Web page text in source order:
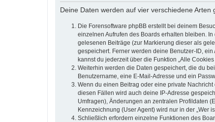
Deine Daten werden auf vier verschiedene Arten
Die Forensoftware phpBB erstellt bei deinem
einzelnen Aufrufen des Boards erhalten bleiben.
gelesenen Beiträge (zur Markierung dieser als
gespeichert. Ferner werden deine Benutzer-ID,
kannst du jederzeit über die Funktion „Alle Cookies
Weiterhin werden die Daten gespeichert, die du
Benutzername, eine E-Mail-Adresse und ein
Wenn du einen Beitrag oder eine private
diesen Fällen wird auch deine IP-Adresse
Umfragen), Änderungen an zentralen Profildaten
Kennzeichnung (User Agent) wird nur in der „Wer
Schließlich erfordern einzelne Funktionen des